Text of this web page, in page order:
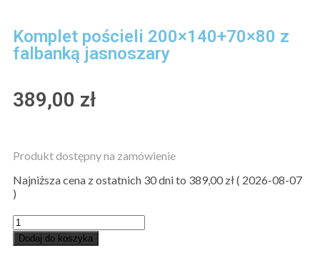
Komplet pościeli 200×140+70×80 z
falbanką jasnoszary
389,00 zł
Produkt dostępny na zamówienie
Najniższa cena z ostatnich 30 dni to 389,00 zł( 2026-08-07
)
Dodaj do koszyka